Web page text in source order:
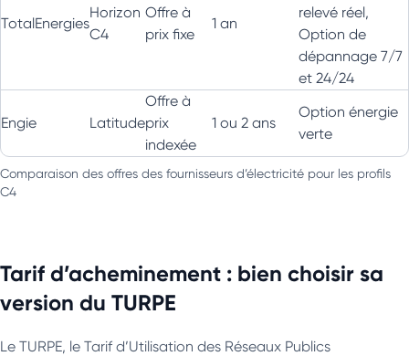
TotalEnergies
Horizon
C4
Offre à
prix fixe
1 an
relevé réel,
Option de
dépannage 7/7
et 24/24
Engie Latitude
Offre à
prix
indexée
1 ou 2 ans
Option énergie
verte
Comparaison des offres des fournisseurs d’électricité pour les profils
C4
Tarif d’acheminement : bien choisir sa
version du TURPE
Le TURPE, le Tarif d’Utilisation des Réseaux Publics